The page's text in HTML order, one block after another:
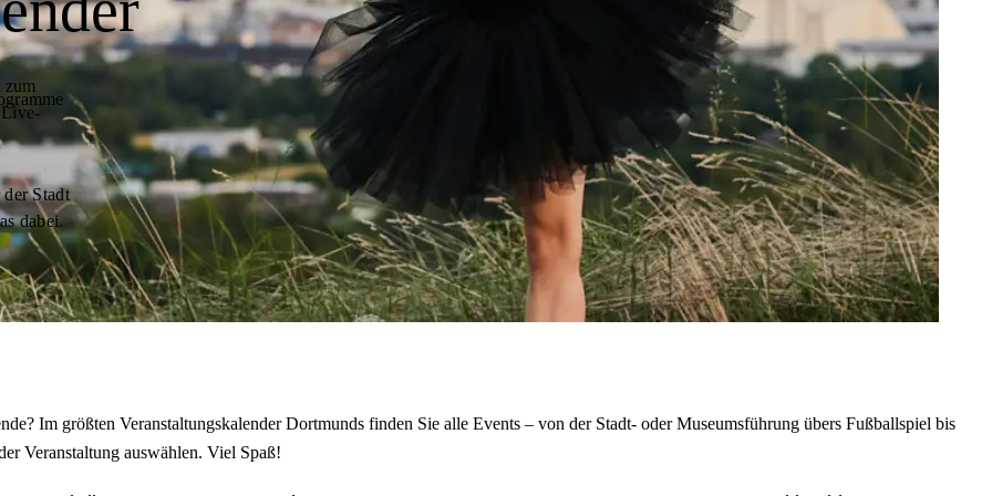
Live-
Stadt
dabei.
Im größten Veranstaltungskalender Dortmunds finden Sie alle Events – von der Stadt- oder Museumsführung übers Fußballspiel bis
Veranstaltung auswählen. Viel Spaß!